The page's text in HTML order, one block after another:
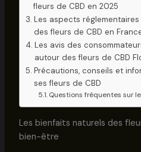
fleurs de CBD en 2025
Les aspects
des fleurs de CBD en
Les avis des
autour des fleurs de CBD
Précautions, conseils et
ses fleurs de CBD
Questions fréquentes sur
Les bienfaits naturels des
bien-être